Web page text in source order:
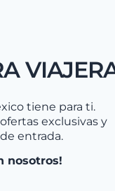
Más >>
tiene para ti.
exclusivas y
entrada.
nosotros!